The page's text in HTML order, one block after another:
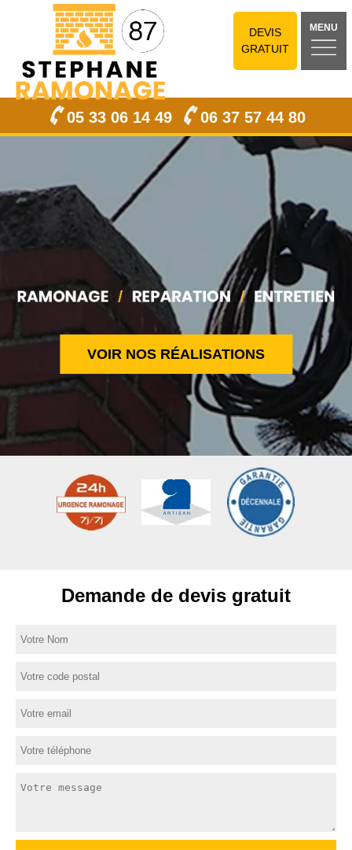
DEVIS
GRATUIT
MENU
05 33 06 14 49 06 37 57 44 80
VOIR NOS RÉALISATIONS
Demande de devis gratuit